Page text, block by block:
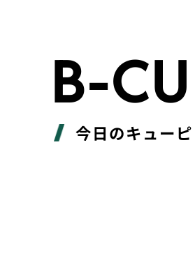
B-
今日のキュー